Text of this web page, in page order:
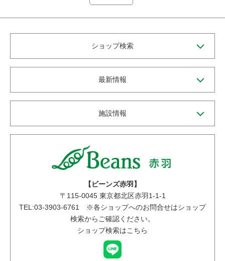
ショップ検索
最新情報
施設情報
【ビーンズ赤羽】
〒 115-0045東京都北区赤羽1-1-1
TEL:03-3903-6761 ※各ショップへのお問合せはショップ
検索からご確認ください。
ショップ検索はこちら